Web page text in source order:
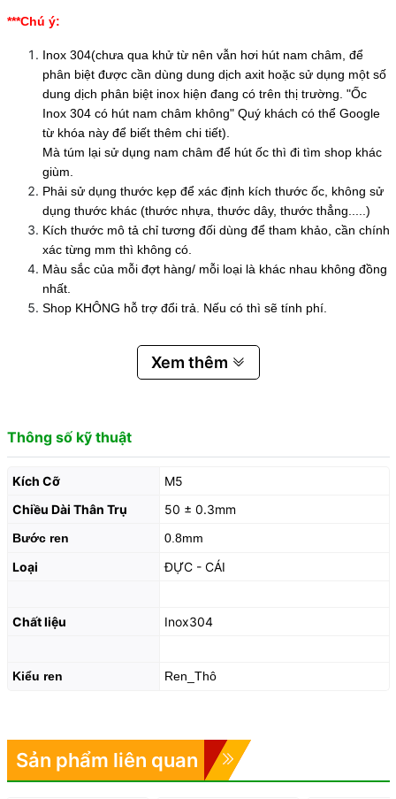
***Chú ý:
Inox 304(chưa qua khử từ nên vẫn hơi hút nam châm, để
phân biệt được cần dùng dung dịch axit hoặc sử dụng một số
dung dịch phân biệt inox hiện đang có trên thị trường. "Ốc
Inox 304 có hút nam châm không" Quý khách có thể Google
từ khóa này để biết thêm chi tiết).
Mà túm lại sử dụng nam châm để hút ốc thì đi tìm shop khác
giùm.
Phải sử dụng thước kẹp để xác định kích thước ốc, không sử
dụng thước khác (thước nhựa, thước dây, thước thẳng.....)
Kích thước mô tả chỉ tương đối dùng để tham khảo, cần chính
xác từng mm thì không có.
Màu sắc của mỗi đợt hàng/ mỗi loại là khác nhau không đồng
nhất.
Shop KHÔNG hỗ trợ đổi trả. Nếu có thì sẽ tính phí.
Xem thêm
Thông số kỹ thuật
Kích Cỡ
M5
Chiều Dài Thân Trụ
50 ± 0.3mm
Bước ren 0.8mm
Loại ĐỰC - CÁI
Chất liệu Inox304
Kiểu ren Ren_Thô
Sản phẩm liên quan